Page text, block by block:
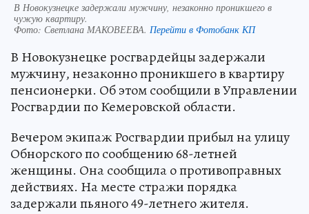
В Новокузнецке задержали мужчину, незаконно проникшего в
чужую квартиру.
Фото: Светлана МАКОВЕЕВА. Перейти в Фотобанк КП
В Новокузнецке росгвардейцы задержали
мужчину, незаконно проникшего в квартиру
пенсионерки. Об этом сообщили в Управлении
Росгвардии по Кемеровской области.
Вечером экипаж Росгвардии прибыл на улицу
Обнорского по сообщению 68-летней
женщины. Она сообщила о противоправных
действиях. На месте стражи порядка
задержали пьяного 49-летнего жителя.